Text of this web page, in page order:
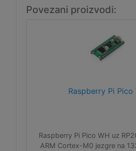
Povezani proizvodi:
Raspberry Pi Pico
Raspberry Pi Pico WH uz
ARM Cortex-M0 jezgre na